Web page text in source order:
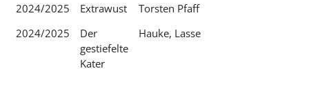
2024/2025
Extrawust
Torsten Pfaff
2024/2025
Der
gestiefelte
Kater
Hauke, Lasse